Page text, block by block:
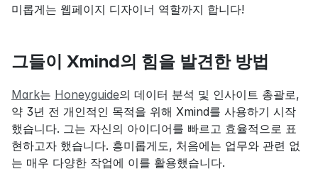
미롭게는 웹페이지 디자이너 역할까지 합니다!
그들이 Xmind의 힘을 발견한 방법
Mark는 Honeyguide의 데이터 분석 및 인사이트 총괄로,
약 3년 전 개인적인 목적을 위해 Xmind를 사용하기 시작
했습니다. 그는 자신의 아이디어를 빠르고 효율적으로 표
현하고자 했습니다. 흥미롭게도, 처음에는 업무와 관련 없
는 매우 다양한 작업에 이를 활용했습니다.